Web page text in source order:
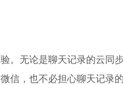
。无论是聊天记录的云同
信，也不必担心聊天记录